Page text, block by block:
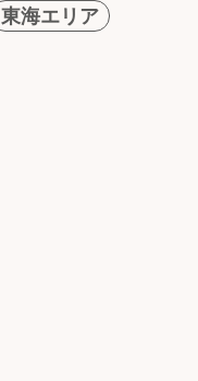
東海エリア